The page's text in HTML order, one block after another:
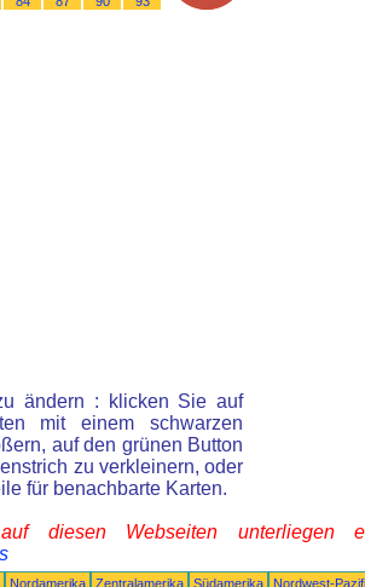
ändern : klicken Sie auf
mit einem schwarzen
auf den grünen Button
zu verkleinern, oder
für benachbarte Karten.
diesen Webseiten unterliegen
Nordamerika Zentralamerika Südamerika
Nordwest-